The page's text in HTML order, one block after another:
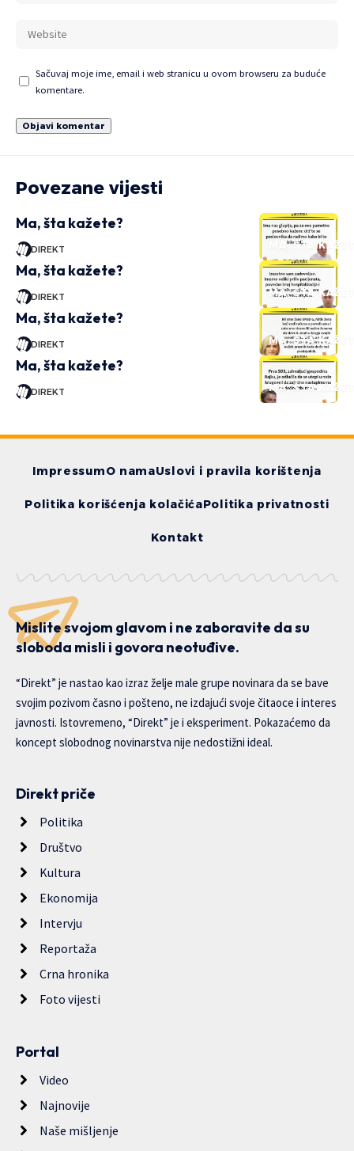
Sačuvaj moje ime, email i web stranicu u ovom browseru za buduće
komentare.
Povezane vijesti
MA, ŠTA
Ma, šta kažete?
DIREKT
MA, ŠTA
Ma, šta kažete?
DIREKT
MA, ŠTA
Ma, šta kažete?
DIREKT
MA, ŠTA
Ma, šta kažete?
DIREKT
ImpressumO namaUslovi i pravila korištenja
Politika korišćenja kolačićaPolitika privatnosti
Kontakt
Mislite svojom glavom i ne zaboravite da su
sloboda misli i govora neotuđive.
“Direkt” je nastao kao izraz želje male grupe novinara da se bave
svojim pozivom časno i pošteno, ne izdajući svoje čitaoce i interes
javnosti. Istovremeno, “Direkt” je i eksperiment. Pokazaćemo da
koncept slobodnog novinarstva nije nedostižni ideal.
Direkt priče
Politika
Društvo
Kultura
Ekonomija
Intervju
Reportaža
Crna hronika
Foto vijesti
Portal
Video
Najnovije
Naše mišljenje